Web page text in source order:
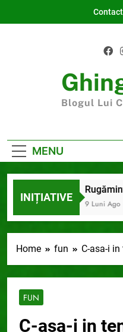
Contact
Blogul Lui
MENU
INIȚIATIVE
Ago 9 Luni Ago
Home fun C-asa-i
FUN
C-asa-i in